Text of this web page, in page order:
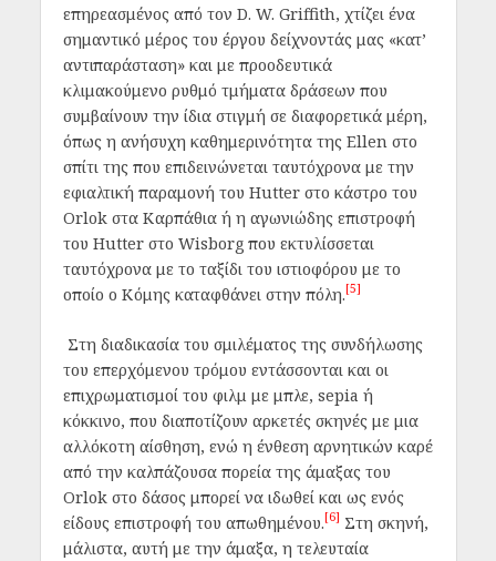
επηρεασμένος από τον D. W. Griffith, χτίζει ένα
σημαντικό μέρος του έργου δείχνοντάς μας «κατ’
αντιπαράσταση» και με προοδευτικά
κλιμακούμενο ρυθμό τμήματα δράσεων που
συμβαίνουν την ίδια στιγμή σε διαφορετικά μέρη,
όπως η ανήσυχη καθημερινότητα της Ellen στο
σπίτι της που επιδεινώνεται ταυτόχρονα με την
εφιαλτική παραμονή του Hutter στο κάστρο του
Orlok στα Καρπάθια ή η αγωνιώδης επιστροφή
του Hutter στο Wisborg που εκτυλίσσεται
ταυτόχρονα με το ταξίδι του ιστιοφόρου με το
οποίο ο Κόμης καταφθάνει στην πόλη.[5]
Στη διαδικασία του σμιλέματος της συνδήλωσης
του επερχόμενου τρόμου εντάσσονται και οι
επιχρωματισμοί του φιλμ με μπλε, sepia ή
κόκκινο, που διαποτίζουν αρκετές σκηνές με μια
αλλόκοτη αίσθηση, ενώ η ένθεση αρνητικών καρέ
από την καλπάζουσα πορεία της άμαξας του
Orlok στο δάσος μπορεί να ιδωθεί και ως ενός
είδους επιστροφή του απωθημένου.[6] Στη σκηνή,
μάλιστα, αυτή με την άμαξα, η τελευταία